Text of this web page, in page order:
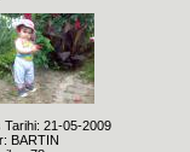
Tarihi: 21-05-2009
BARTIN